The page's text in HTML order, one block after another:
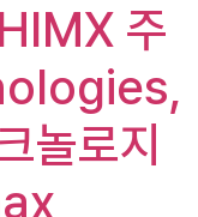
주
놀로지